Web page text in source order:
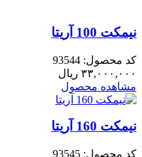
نیمکت 100 آریتا
کد محصول: 93544
۳۳,۰۰۰,۰۰۰ ریال
مشاهده محصول
نیمکت 160 آریتا
کد محصول: 93545